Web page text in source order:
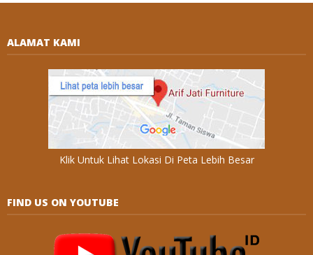
ALAMAT KAMI
Klik Untuk Lihat Lokasi Di Peta Lebih Besar
FIND US ON YOUTUBE